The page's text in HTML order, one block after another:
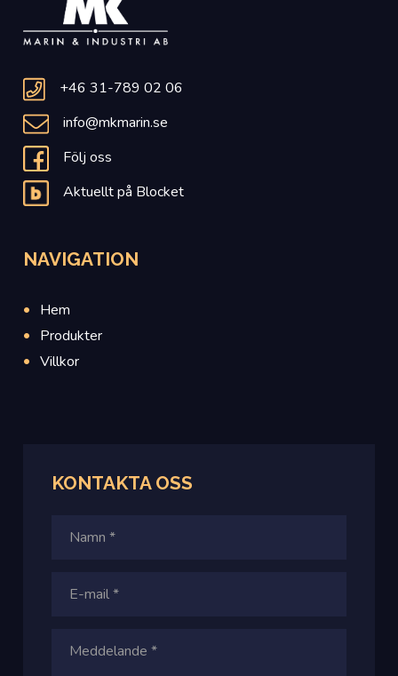
+46 31-789 02 06
info@mkmarin.se
Följ oss
Aktuellt på Blocket
NAVIGATION
Hem
Produkter
Villkor
KONTAKTA OSS